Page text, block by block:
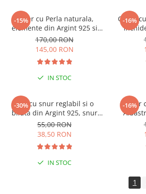
-15%
Colier cu Perla naturala,
elemente din Argint 925 si
margele Miyuki, turcoaz
170,00 RON
145,00 RON
IN STOC
-16%
Colier
-30%
Inel cu snur reglabil si o
biluta din Argint 925, snur
negru reglabil
55,00 RON
38,50 RON
IN STOC
-16%
Colier
1